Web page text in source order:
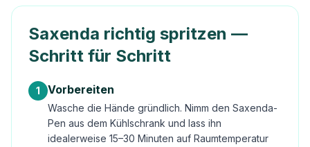
Saxenda richtig spritzen —
Schritt für Schritt
1 Vorbereiten
Wasche die Hände gründlich. Nimm den Saxenda-
Pen aus dem Kühlschrank und lass ihn
idealerweise 15–30 Minuten auf Raumtemperatur